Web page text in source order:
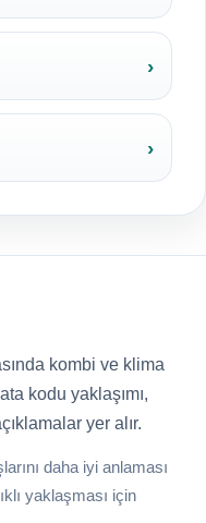
kombi ve klima
kodu yaklaşımı,
yer alır.
daha iyi anlaması
yaklaşması için